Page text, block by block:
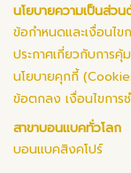
นโยบายความเป็นส่ว
ข้อกำหนดและเงื่อนไข
ประกาศเกี่ยวกับการ
นโยบายคุกกี้
ข้อตกลง เงื่อนไขการ
สาขาบอนแบคทั่วโลก
บอนแบคสิงคโปร์